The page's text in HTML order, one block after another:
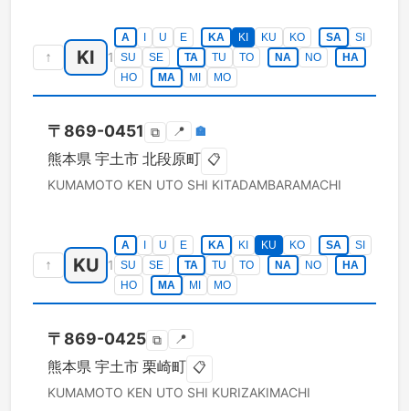
↑ KI 1
A U E KA KI KU KO SA
SI
SU
SE TA TU TO NA NO
HA
HO
MA MI MO
〒 869-0451 ⧉ 📍 🏣
熊本県 宇土市 北段原町 📋
KUMAMOTO KEN UTO SHI KITADAMBARAMACHI
↑ KU 1
A U E KA KI KU KO SA
SI
SU
SE TA TU TO NA NO
HA
HO
MA MI MO
〒 869-0425 ⧉ 📍
熊本県 宇土市 栗崎町 📋
KUMAMOTO KEN UTO SHI KURIZAKIMACHI